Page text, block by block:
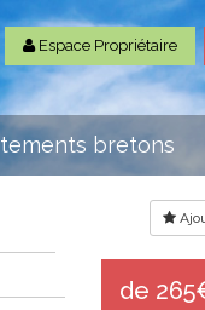
Espace Propriétaire
bretons
de